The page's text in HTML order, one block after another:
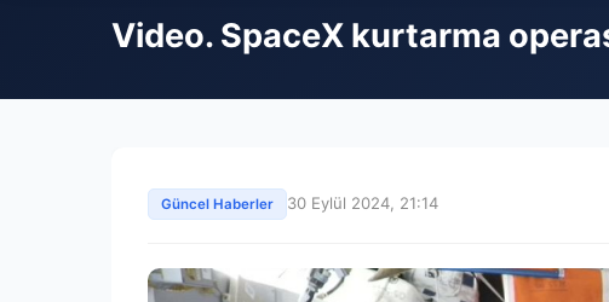
Video. SpaceX kurtarma
Güncel Haberler 30 Eylül 2024, 21:14